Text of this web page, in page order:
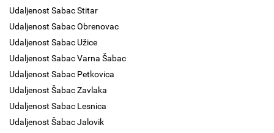
Udaljenost Sabac Stitar
Udaljenost Sabac Obrenovac
Udaljenost Sabac Užice
Udaljenost Sabac Varna Šabac
Udaljenost Sabac Petkovica
Udaljenost Šabac Zavlaka
Udaljenost Sabac Lesnica
Udaljenost Šabac Jalovik